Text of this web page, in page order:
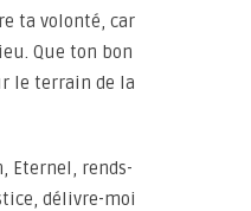
ta volonté, car
Que ton bon
le terrain de la
Eternel, rends-
délivre-moi